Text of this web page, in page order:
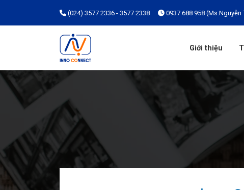
(024) 3577 2336 - 3577 2338 0937 688 958 (Ms.Nguyễn
Giới thiệu